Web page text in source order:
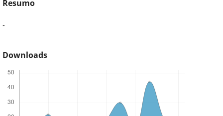
Resumo
-
Downloads